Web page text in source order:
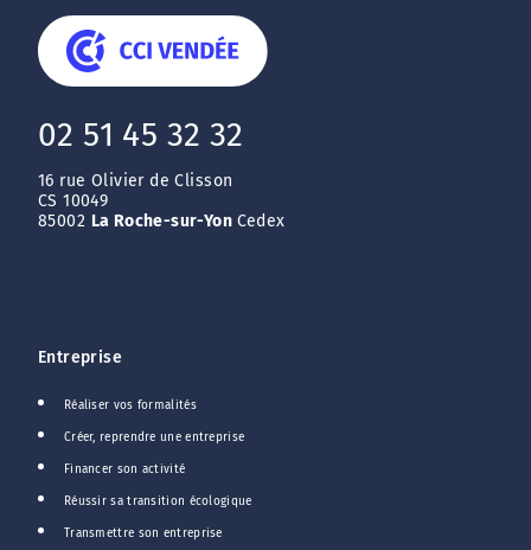
02 51 45 32 32
16 rue Olivier de Clisson
CS 10049
85002 La Roche-sur-Yon Cedex
Entreprise
Réaliser vos formalités
Créer, reprendre une entreprise
Financer son activité
Réussir sa transition écologique
Transmettre son entreprise